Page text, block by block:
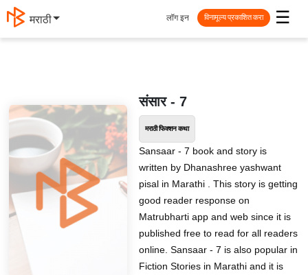
मराठी ☰
लॉग इन विनामूल्य प्रकाशित करा
संसार - 7
मराठी फिक्शन कथा
Sansaar - 7 book and story is
written by Dhanashree yashwant
pisal in Marathi . This story is getting
good reader response on
Matrubharti app and web since it is
published free to read for all readers
online. Sansaar - 7 is also popular in
Fiction Stories in Marathi and it is